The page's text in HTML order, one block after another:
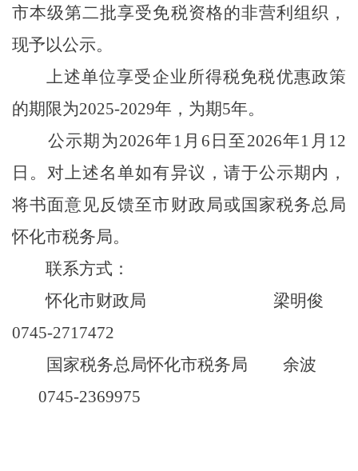
市本级第二批享受免税资格的非营利组织，
现予以公示。
上述单位享受企业所得税免税优惠政策
的期限为2025-2029年，为期5年。
公示期为2026年 1 月 6 日至2026年1 月 12
日。对上述名单如有异议，请于公示期内，
将书面意见反馈至市财政局或国家税务总局
怀化市税务局。
联系方式：
怀化市财政局
梁明俊
0745-2717472
国家税务总局怀化市税务局
余波
0745-2369975